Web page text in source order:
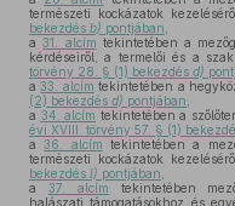
természeti kockázatok
bekezdés b) pontjában
a31. alcím tekintetében a
kérdéseiről, a termelői és a
törvény 28. § (1) bekezdés d)
a33. alcím tekintetében a
(2) bekezdés d) pontjában
a 34. alcím tekintetében a
évi XVIII. törvény 57. § (1)
a36. alcím tekintetében a
természeti kockázatok
bekezdés l) pontjában
a 37. alcím tekintetében
halászati támogatásokhoz és